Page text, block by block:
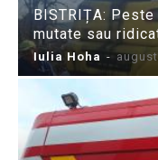
BISTRIȚA:
mutate sau
Iulia Hoha -